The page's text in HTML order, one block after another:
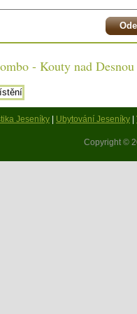
- Kouty nad
Jeseníky Ubytování Jeseníky
Copyright ©